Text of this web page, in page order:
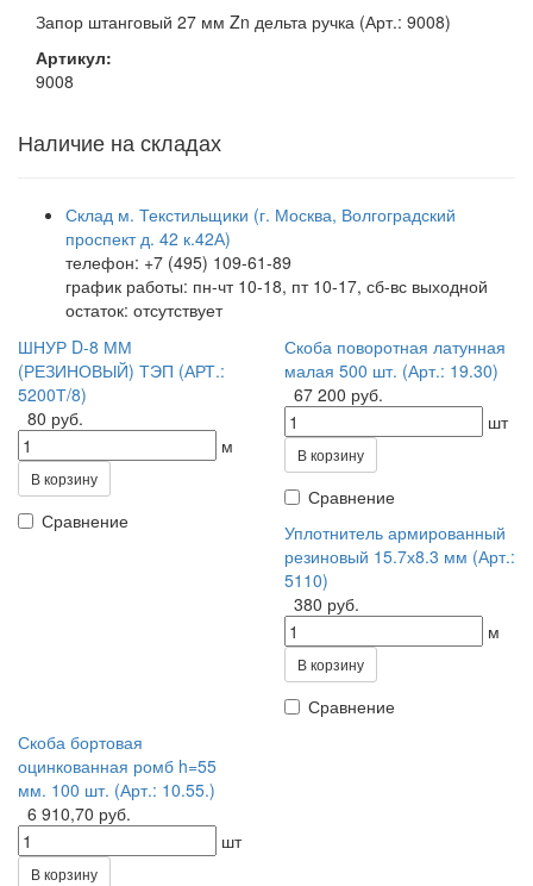
Запор штанговый 27 мм Zn дельта ручка (Арт.: 9008)
Артикул:
9008
Наличие на складах
Склад м. Текстильщики (г. Москва, Волгоградский
проспект д. 42 к.42А)
телефон: +7 (495) 109-61-89
график работы: пн-чт 10-18, пт 10-17, сб-вс выходной
остаток: отсутствует
ШНУР D-8 ММ
(РЕЗИНОВЫЙ) ТЭП (АРТ.:
5200Т/8)
80 руб.
м
В корзину
Сравнение
Скоба поворотная латунная
малая 500 шт. (Арт.: 19.30)
67 200 руб.
шт
В корзину
Сравнение
Уплотнитель армированный
резиновый 15.7х8.3 мм (Арт.:
5110)
380 руб.
м
В корзину
Сравнение
Скоба бортовая
оцинкованная ромб h=55
мм. 100 шт. (Арт.: 10.55.)
6 910,70 руб.
шт
В корзину